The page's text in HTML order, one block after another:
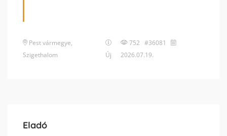
Pest vármegye,
Szigethalom
Új
752 #36081
2026.07.19.
Eladó